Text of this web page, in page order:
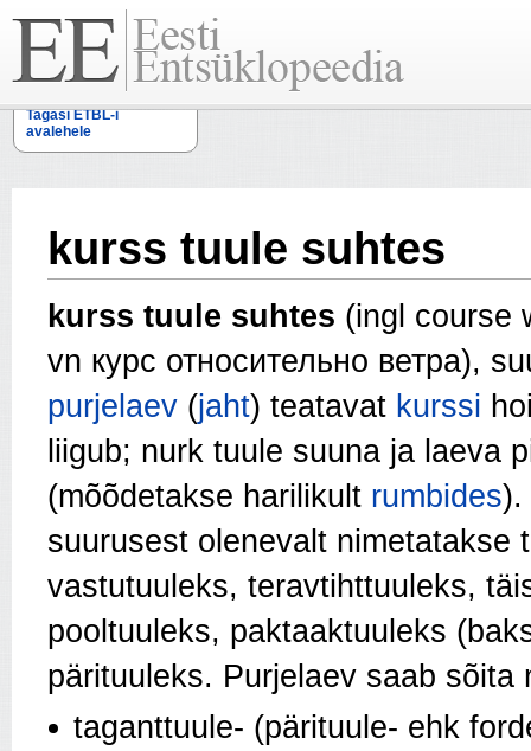
Tagasi ETBL-i
avalehele
kurss tuule suhtes
kurss tuule suhtes (ingl course
vn курс относительно ветра),
purjelaev (jaht) teatavat kurssi
liigub; nurk tuule suuna ja laeva
(mõõdetakse harilikult rumbides).
suurusest olenevalt nimetatakse
vastutuuleks, teravtihttuuleks,
pooltuuleks, paktaaktuuleks
pärituuleks. Purjelaev saab sõita
taganttuule- (pärituule- ehk